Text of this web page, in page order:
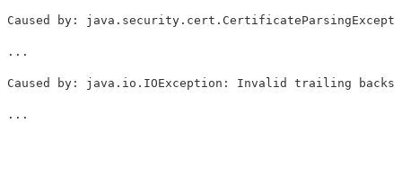
Caused by:
...
Caused by: java.io.IOException: Invalid trailing